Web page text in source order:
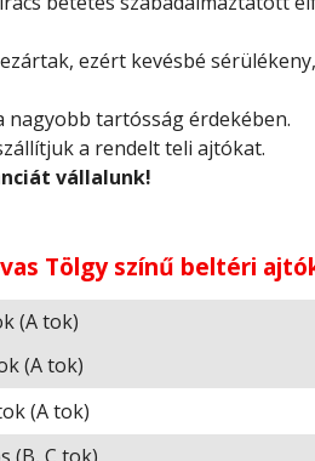
ezért kevésbé
nagyobb tartósság érdekében.
a rendelt teli ajtókat.
vállalunk!
Tölgy színű beltéri
(A tok)
(A tok)
(A tok)